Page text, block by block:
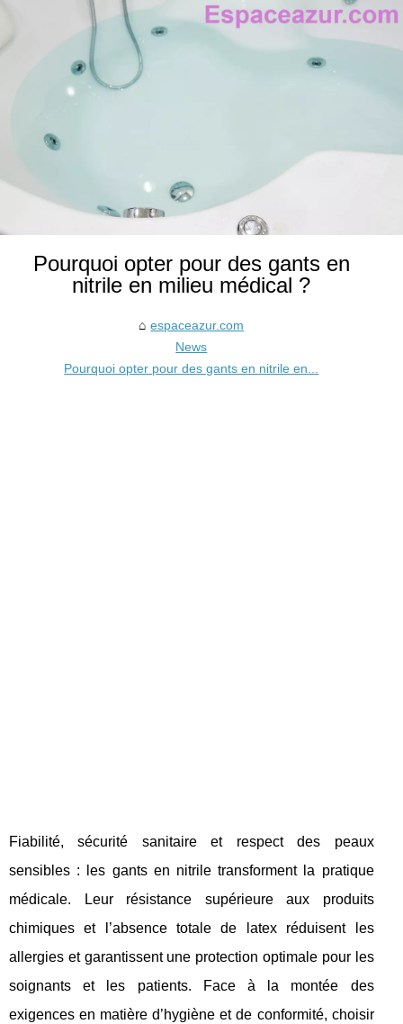
Pourquoi opter pour des gants en
nitrile en milieu médical ?
espaceazur.com
News
Pourquoi opter pour des gants en nitrile en...
Fiabilité, sécurité sanitaire et respect des peaux
sensibles : les gants en nitrile transforment la pratique
médicale. Leur résistance supérieure aux produits
chimiques et l’absence totale de latex réduisent les
allergies et garantissent une protection optimale pour les
soignants et les patients. Face à la montée des
exigences en matière d’hygiène et de conformité, choisir